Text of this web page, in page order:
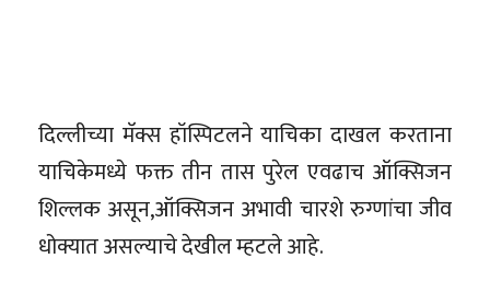
दिल्लीच्या मॅक्स हॉस्पिटलने याचिका दाखल करताना
याचिकेमध्ये फक्त तीन तास पुरेल एवढाच ऑक्सिजन
शिल्लक असून,ऑक्सिजन अभावी चारशे रुग्णांचा जीव
धोक्यात असल्याचे देखील म्हटले आहे.